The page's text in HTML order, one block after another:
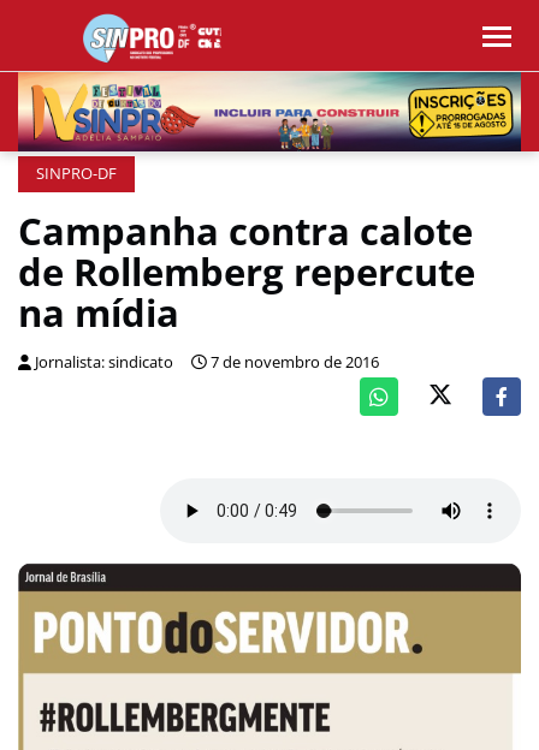
SINPRO-DF
Campanha contra calote
de Rollemberg repercute
na mídia
Jornalista: sindicato 7 de novembro de 2016